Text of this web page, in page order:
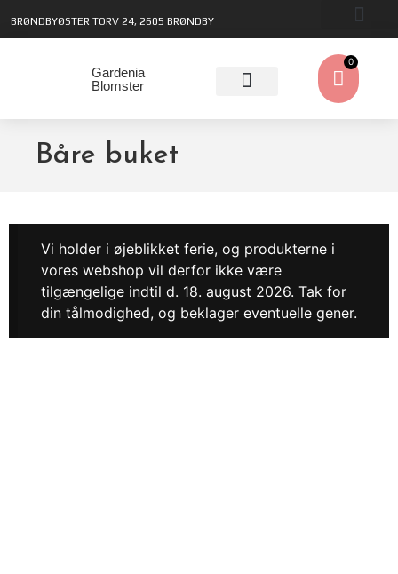
BRØNDBYØSTER TORV 24, 2605 BRØNDBY
Gardenia
Blomster
0
Båre buket
Vi holder i øjeblikket ferie, og produkterne i
vores webshop vil derfor ikke være
tilgængelige indtil d. 18. august 2026. Tak for
din tålmodighed, og beklager eventuelle gener.